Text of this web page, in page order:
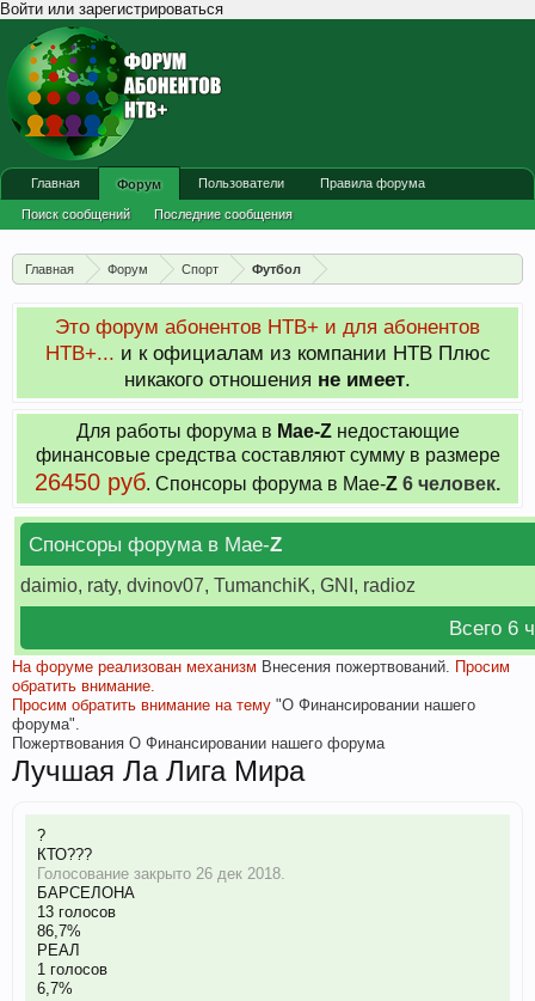
Войти или зарегистрироваться
Главная Форум Спорт Футбол
Это форум абонентов НТВ+ и для абонентов
НТВ+... и к официалам из компании НТВ Плюс
никакого отношения не имеет.
Для работы форума в Мае-Zнедостающие
финансовые средства составляют сумму в размере
26450 руб. Cпонсоры форума в Мае-Z 6 человек.
Спонсоры форума в Мае-Z
daimio, raty, dvinov07, TumanchiK, GNI, radioz
Всего 6
На форуме реализован механизм Внесения пожертвований. Просим
обратить внимание.
Просим обратить внимание на тему "О Финансировании нашего
форума".
Пожертвования О Финансировании нашего форума
Лучшая Ла Лига Мира
?
КТО???
Голосование закрыто 26 дек 2018.
БАРСЕЛОНА
13 голосов
86,7%
РЕАЛ
1 голосов
6,7%
Главная Форум
Поиск сообщений Последние сообщения
Пользователи Правила форума